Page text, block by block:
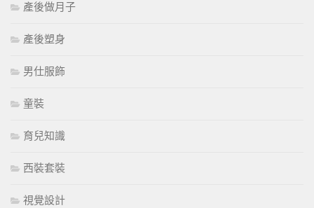
產後做月子
產後塑身
男仕服飾
童裝
育兒知識
西裝套裝
視覺設計